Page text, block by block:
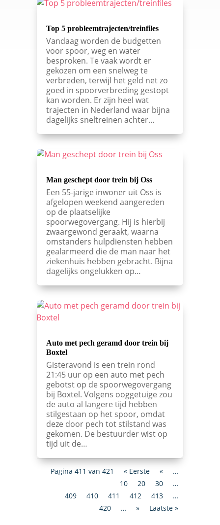
Top 5 probleemtrajecten/treinfiles
Vandaag worden de budgetten
voor spoor, weg en water
besproken. Te vaak wordt er
gekozen om een snelweg te
verbreden, terwijl het geld net zo
goed in spoorverbreding gestopt
kan worden. Er zijn heel wat
trajecten in Nederland waar bijna
dagelijks sneltreinen achter…
Man geschept door trein bij Oss
Een 55-jarige inwoner uit Oss is
afgelopen weekend aangereden
op de plaatselijke
spoorwegovergang. Hij is hierbij
zwaargewond geraakt, waarna
omstanders hulpdiensten hebben
gealarmeerd die de man naar het
ziekenhuis hebben gebracht. Bijna
dagelijks ongelukken op…
Auto met pech geramd door trein bij
Boxtel
Gisteravond is een trein rond
21:45 uur op een auto met pech
gebotst op de spoorwegovergang
bij Boxtel. Volgens ooggetuige zou
de auto al langere tijd hebben
stilgestaan op het spoor, omdat
deze door pech tot stilstand was
gekomen. De bestuurder wist op
tijd uit de…
Pagina 411 van 421 « Eerste «
…
10
20 30
…
409
410 411 412 413
…
420
… » Laatste »